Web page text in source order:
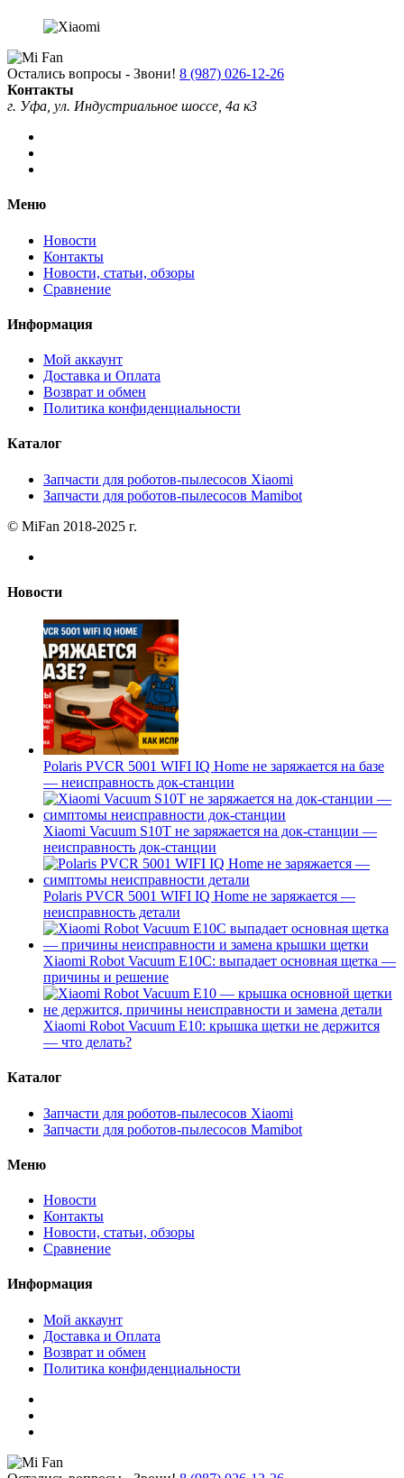
Остались вопросы - Звони! 8 (987) 026-12-26
Контакты
г. Уфа, ул. Индустриальное шоссе, 4а к3
Меню
Новости
Контакты
Новости, статьи, обзоры
Сравнение
Информация
Мой аккаунт
Доставка и Оплата
Возврат и обмен
Политика конфиденциальности
Каталог
Запчасти для роботов-пылесосов Xiaomi
Запчасти для роботов-пылесосов Mamibot
© MiFan 2018-2025 г.
Новости
Polaris PVCR 5001 WIFI IQ Home не заряжается на базе
— неисправность док-станции
Xiaomi Vacuum S10T не заряжается на док-станции —
неисправность док-станции
Polaris PVCR 5001 WIFI IQ Home не заряжается —
неисправность детали
Xiaomi Robot Vacuum E10C: выпадает основная щетка —
причины и решение
Xiaomi Robot Vacuum E10: крышка щетки не держится
— что делать?
Каталог
Запчасти для роботов-пылесосов Xiaomi
Запчасти для роботов-пылесосов Mamibot
Меню
Новости
Контакты
Новости, статьи, обзоры
Сравнение
Информация
Мой аккаунт
Доставка и Оплата
Возврат и обмен
Политика конфиденциальности